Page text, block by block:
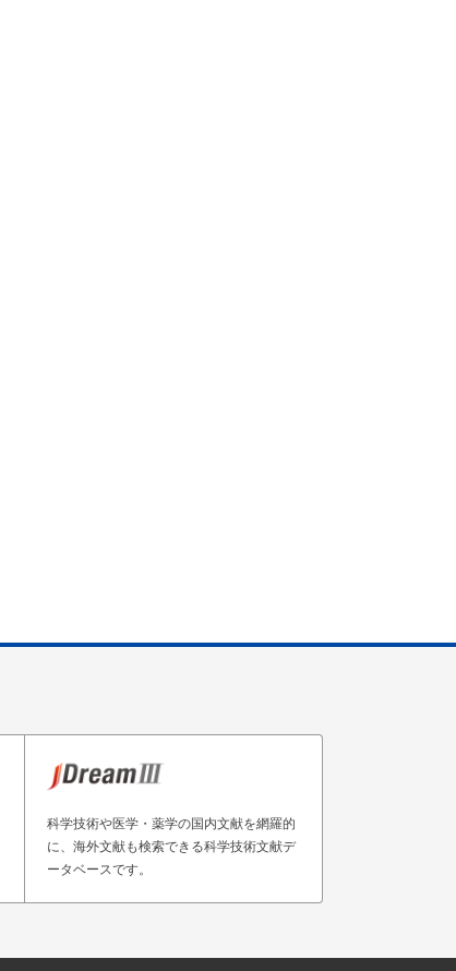
科学技術や医学・薬学の国内文献を網羅的
に、海外文献も検索できる科学技術文献デ
ータベースです。